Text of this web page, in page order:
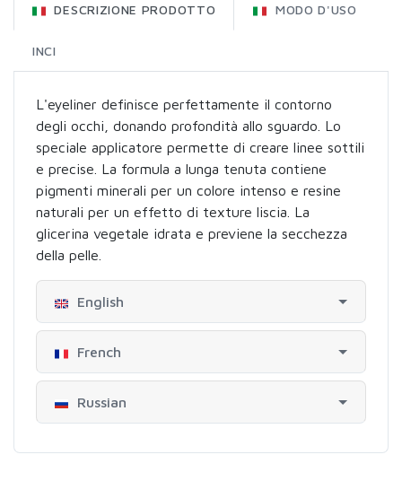
DESCRIZIONE PRODOTTO MODO D'USO
INCI
L'eyeliner definisce perfettamente il contorno
degli occhi, donando profondità allo sguardo. Lo
speciale applicatore permette di creare linee sottili
e precise. La formula a lunga tenuta contiene
pigmenti minerali per un colore intenso e resine
naturali per un effetto di texture liscia. La
glicerina vegetale idrata e previene la secchezza
della pelle.
English
French
Russian